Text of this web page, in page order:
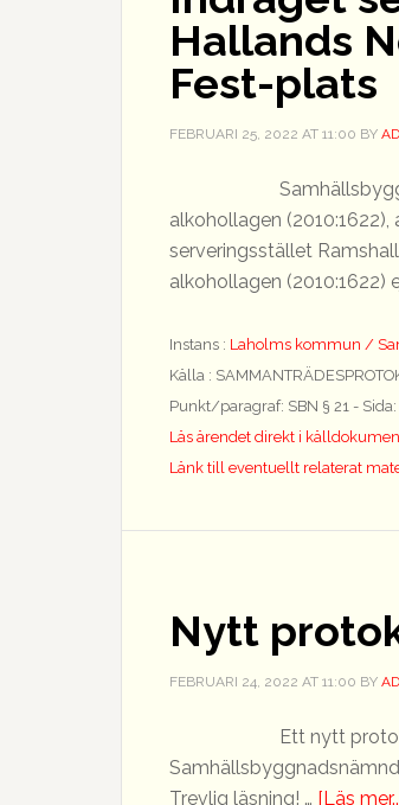
Hallands
Fest-plats
FEBRUARI 25, 2022 AT 11:00 BY
alkohollagen
serveringsstället
alkohollagen (2010:1622)
Instans : Laholms kommun /
Källa :
Punkt/paragraf: SBN § 21 - Sida:
Läs ärendet direkt i
Länk till eventuellt relaterat
Nytt
FEBRUARI 24, 2022 AT 11:00 BY
Ett nytt
Trevlig läsning! … [Läs